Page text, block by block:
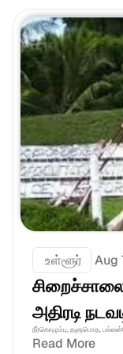
உள்ளூர் Aug
அதிரடி
நீர்கொழும்பு, தளுபொத,
Read More